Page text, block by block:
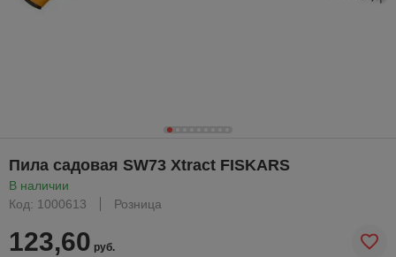
Пила садовая SW73 Xtract FISKARS
В наличии
Код: 1000613
Розница
123,60 руб.